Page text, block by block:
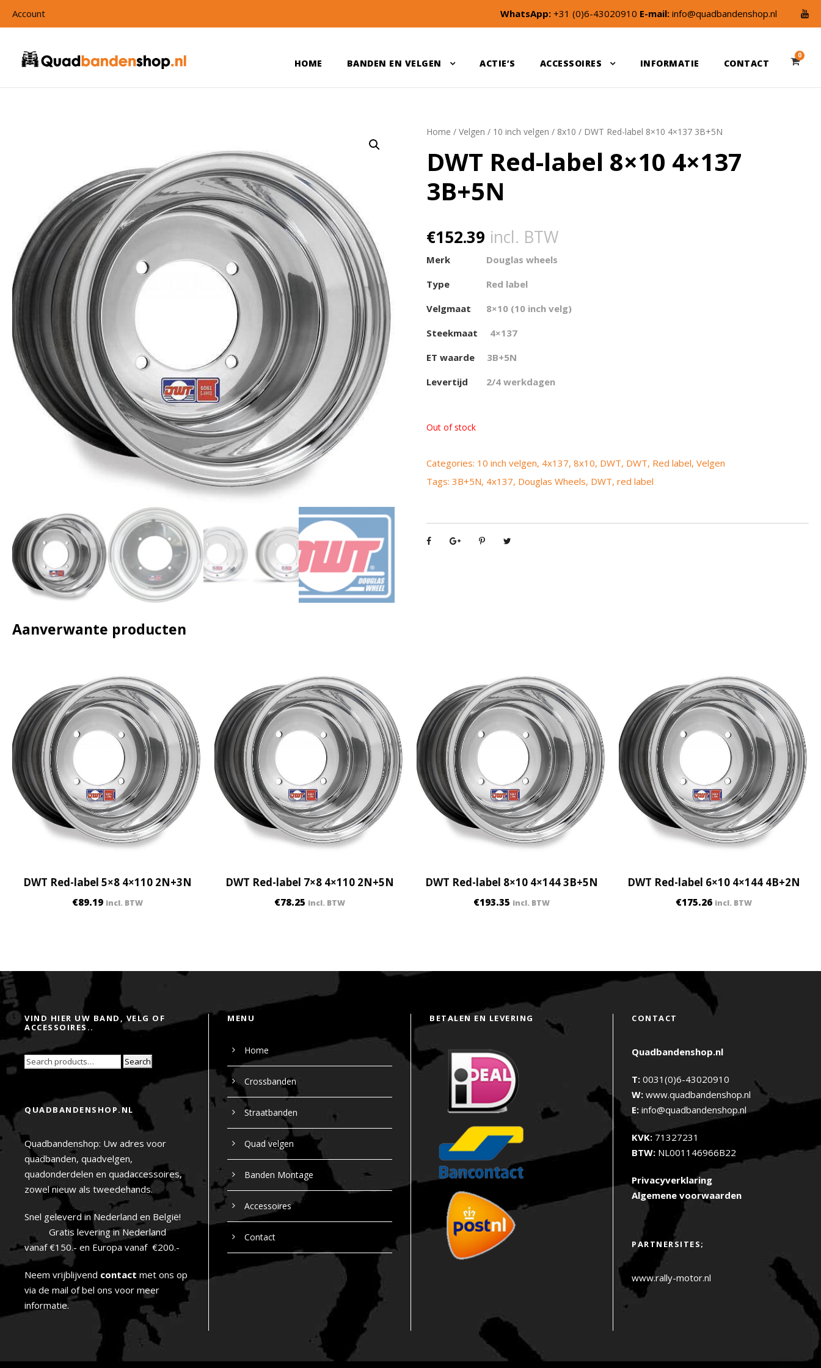
Account WhatsApp: +31 (0)6-43020910 E-mail: info@quadbandenshop.nl
HOME BANDEN EN VELGEN ACTIE’S ACCESSOIRES INFORMATIE CONTACT
0
Home /Velgen / 10 inch velgen / 8x10 / DWT Red-label 8×10 4×137 3B+5N
DWT Red-label 8×10 4×137
3B+5N
€152.39 incl. BTW
Merk
Douglas wheels
Type
Red label
Velgmaat
8×10 (10 inch velg)
Steekmaat
4×137
ET waarde
3B+5N
Levertijd
2/4 werkdagen
Out of stock
Categories: 10 inch velgen, 4x137,8x10, DWT, DWT, Red label,Velgen
Tags:3B+5N, 4x137, Douglas Wheels, DWT,red label
Aanverwante producten
DWT Red-label 5×8 4×110 2N+3N
€89.19 incl. BTW
DWT Red-label 7×8 4×110 2N+5N
€78.25 incl. BTW
DWT Red-label 8×10 4×144 3B+5N
€193.35 incl. BTW
DWT Red-label 6×10 4×144 4B+2N
€175.26 incl. BTW
VIND HIER UW BAND, VELG OF
ACCESSOIRES..
Search
QUADBANDENSHOP.NL
Quadbandenshop: Uw adres voor
quadbanden, quadvelgen,
quadonderdelen en quadaccessoires,
zowel nieuw als tweedehands.
Snel geleverd in Nederland en België!
Gratis levering in Nederland
vanaf €150.- en Europa vanaf €200.-
Neem vrijblijvend contact met ons op
via de mail of bel ons voor meer
informatie.
MENU
Home
Crossbanden
Straatbanden
Quad velgen
Banden Montage
Accessoires
Contact
BETALEN EN LEVERING CONTACT
Quadbandenshop.nl
T: 0031(0)6-43020910
W: www.quadbandenshop.nl
E: info@quadbandenshop.nl
KVK: 71327231
BTW: NL001146966B22
Privacyverklaring
Algemene voorwaarden
PARTNERSITES;
www.rally-motor.nl